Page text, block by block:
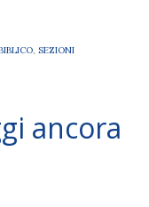
, SEZIONI
ancora